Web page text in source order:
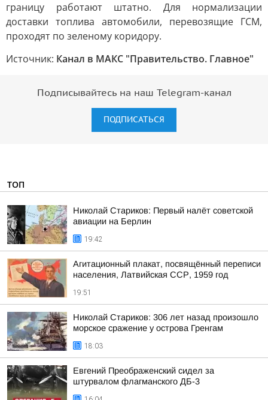
границу работают штатно. Для нормализации
доставки топлива автомобили, перевозящие ГСМ,
проходят по зеленому коридору.
Источник: Канал в МАКС "Правительство. Главное"
Подписывайтесь на наш Telegram-канал
ПОДПИСАТЬСЯ
ТОП
Николай Стариков: Первый налёт советской
авиации на Берлин
19:42
Агитационный плакат, посвящённый переписи
населения, Латвийская ССР, 1959 год
19:51
Николай Стариков: 306 лет назад произошло
морское сражение у острова Гренгам
18:03
Евгений Преображенский сидел за
штурвалом флагманского ДБ-3